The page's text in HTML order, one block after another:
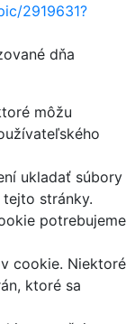
2919631?
dňa
môžu
ukladať súbory
stránky.
potrebujeme
cookie. Niektoré
ktoré sa